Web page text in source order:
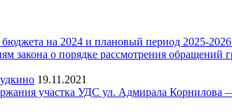
на 2024 и плановый период 2025-2026
о порядке рассмотрения обращений
19.11.2021
участка УДС ул. Адмирала Корнилова